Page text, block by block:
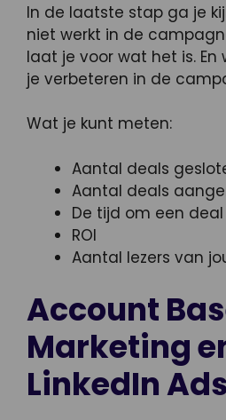
In de laatste stap ga je
niet werkt in de
laat je voor wat het is. En
je verbeteren in de
Wat je kunt meten:
Aantal deals
Aantal deals
De tijd om een
ROI
Aantal lezers van
Account
Marketing
LinkedIn Ads